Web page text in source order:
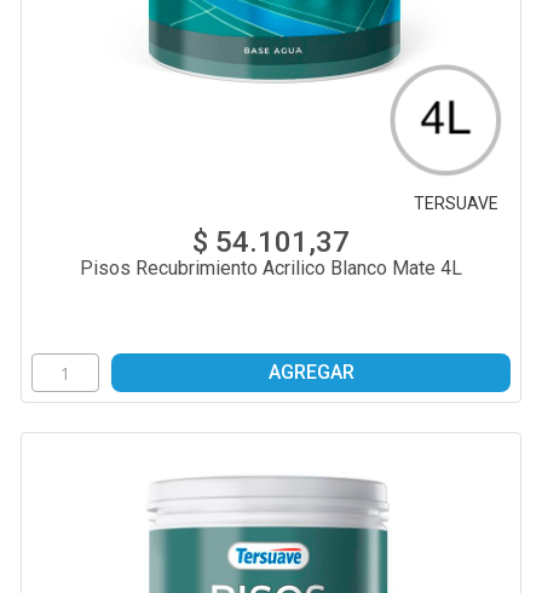
TERSUAVE
$ 54.101,37
Pisos Recubrimiento Acrilico Blanco Mate 4L
AGREGAR